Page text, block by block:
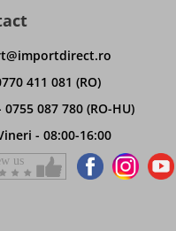
411 081 (RO)
0755 087 780 (RO-HU)
- 08:00-16:00